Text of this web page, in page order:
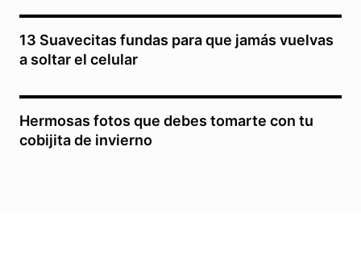
13 Suavecitas fundas para que jamás vuelvas
a soltar el celular
Hermosas fotos que debes tomarte con tu
cobijita de invierno